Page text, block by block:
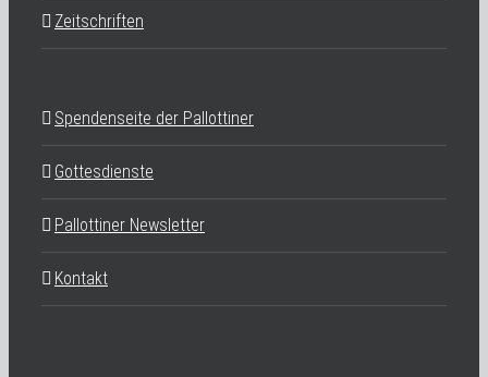
Zeitschriften
Spendenseite der Pallottiner
Gottesdienste
Pallottiner Newsletter
Kontakt